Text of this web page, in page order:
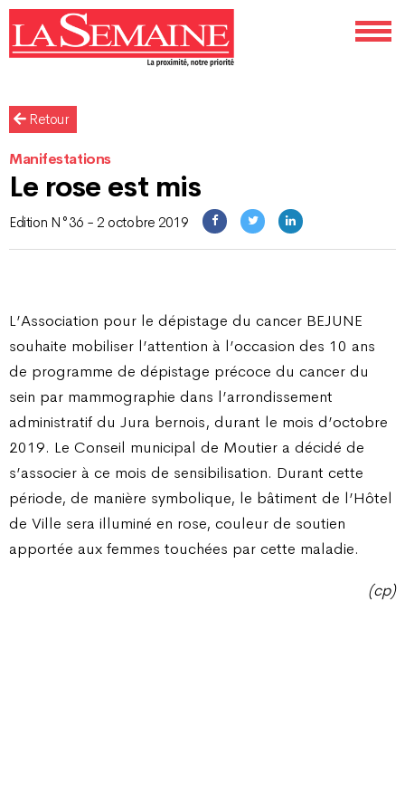
Retour
Manifestations
Le rose est mis
Edition N°36 - 2 octobre 2019
L’Association pour le dépistage du cancer BEJUNE
souhaite mobiliser l’attention à l’occasion des 10 ans
de programme de dépistage précoce du cancer du
sein par mammographie dans l’arrondissement
administratif du Jura bernois, durant le mois d’octobre
2019. Le Conseil municipal de Moutier a décidé de
s’associer à ce mois de sensibilisation. Durant cette
période, de manière symbolique, le bâtiment de l’Hôtel
de Ville sera illuminé en rose, couleur de soutien
apportée aux femmes touchées par cette maladie.
(cp)